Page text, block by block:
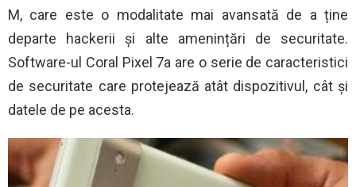
M, care este o modalitate mai avansată de a ține
departe hackerii și alte amenințări de securitate.
Software-ul Coral Pixel 7a are o serie de caracteristici
de securitate care protejează atât dispozitivul, cât și
datele de pe acesta.